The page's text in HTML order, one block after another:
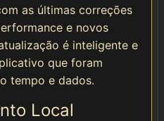
as últimas correções
e novos
é inteligente e
que foram
tempo e dados.
Local